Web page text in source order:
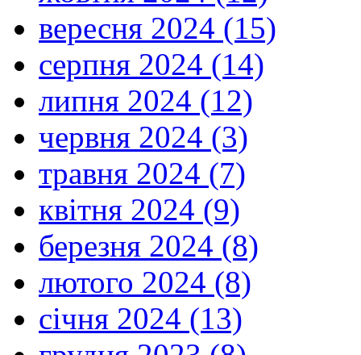
вересня 2024 (15)
серпня 2024 (14)
липня 2024 (12)
червня 2024 (3)
травня 2024 (7)
квітня 2024 (9)
березня 2024 (8)
лютого 2024 (8)
січня 2024 (13)